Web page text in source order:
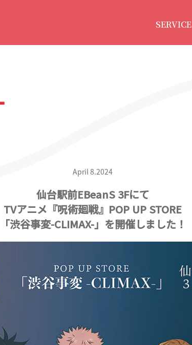
SERVICE
April 8.2024
仙台駅前EBeanS 3Fにて
TVアニメ『呪術廻戦』POP UP STORE
「渋谷事変-CLIMAX-」を開催しました！